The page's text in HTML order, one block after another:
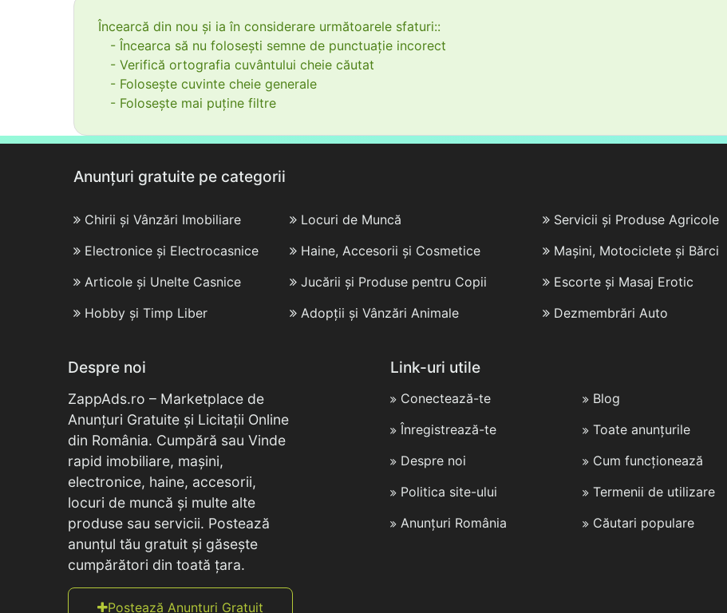
Încearcă din nou și ia în considerare următoarele sfaturi::
- Încearca să nu folosești semne de punctuație incorect
- Verifică ortografia cuvântului cheie căutat
- Folosește cuvinte cheie generale
- Folosește mai puține filtre
Anunțuri gratuite pe categorii
Chirii și Vânzări Imobiliare
Locuri de Muncă
Electronice și Electrocasnice
Haine, Accesorii și Cosmetice
Articole și Unelte Casnice
Jucării și Produse pentru Copii
Hobby și Timp Liber
Adopții și Vânzări Animale
Servicii și Produse Agricole
Mașini, Motociclete și Bărci
Escorte și Masaj Erotic
Dezmembrări Auto
Despre noi
ZappAds.ro – Marketplace de
Anunțuri Gratuite și Licitații Online
din România. Cumpără sau Vinde
rapid imobiliare, mașini,
electronice, haine, accesorii,
locuri de muncă și multe alte
produse sau servicii. Postează
anunțul tău gratuit și găsește
cumpărători din toată țara.
Postează Anunțuri Gratuit
Link-uri utile
Conectează-te
Înregistrează-te
Despre noi
Politica site-ului
Anunțuri România
Blog
Toate anunțurile
Cum funcționează
Termenii de utilizare
Căutari populare